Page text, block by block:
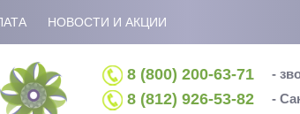
НОВОСТИ И АКЦИИ
8 (800) 200-63-71 -
8 (812) 926-53-82 -